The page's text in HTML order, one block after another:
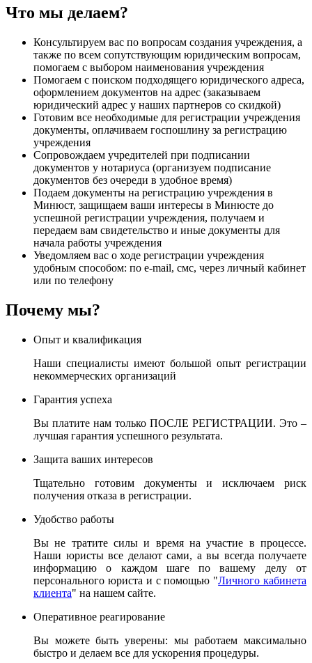
Что мы делаем?
Консультируем вас по вопросам создания учреждения, а
также по всем сопутствующим юридическим вопросам,
помогаем с выбором наименования учреждения
Помогаем с поиском подходящего юридического адреса,
оформлением документов на адрес (заказываем
юридический адрес у наших партнеров со скидкой)
Готовим все необходимые для регистрации учреждения
документы, оплачиваем госпошлину за регистрацию
учреждения
Сопровождаем учредителей при подписании
документов у нотариуса (организуем подписание
документов без очереди в удобное время)
Подаем документы на регистрацию учреждения в
Минюст, защищаем ваши интересы в Минюсте до
успешной регистрации учреждения, получаем и
передаем вам свидетельство и иные документы для
начала работы учреждения
Уведомляем вас о ходе регистрации учреждения
удобным способом: по e-mail, смс, через личный кабинет
или по телефону
Почему мы?
Опыт и квалификация
Наши специалисты имеют большой опыт регистрации
некоммерческих организаций
Гарантия успеха
Вы платите нам только ПОСЛЕ РЕГИСТРАЦИИ. Это –
лучшая гарантия успешного результата.
Защита ваших интересов
Тщательно готовим документы и исключаем риск
получения отказа в регистрации.
Удобство работы
Вы не тратите силы и время на участие в процессе.
Наши юристы все делают сами, а вы всегда получаете
информацию о каждом шаге по вашему делу от
персонального юриста и с помощью "Личного кабинета
клиента" на нашем сайте.
Оперативное реагирование
Вы можете быть уверены: мы работаем максимально
быстро и делаем все для ускорения процедуры.